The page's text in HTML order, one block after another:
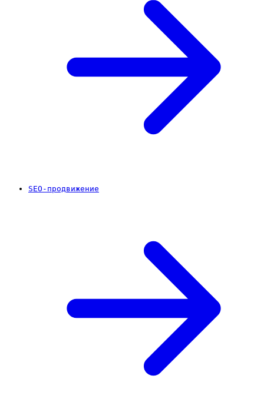
SEO-продвижение